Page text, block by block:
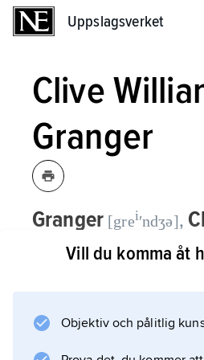
Uppslagsverket
Clive
Granger
Granger [greiʹndʒə],
John, 1934–2009,
I flera årtionden efter
försökte nationalekonomer
Vill du komma åt
Objektiv och pålitlig